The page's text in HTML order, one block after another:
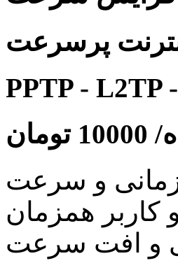
پرسرعت
PPTP - L2TP
10000 تومان
و سرعت
کاربر همزمان
و افت سرعت